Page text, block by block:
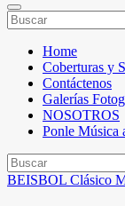
Home
Coberturas y
Contáctenos
Galerías
NOSOTROS
Ponle Música
BEISBOL Clásico